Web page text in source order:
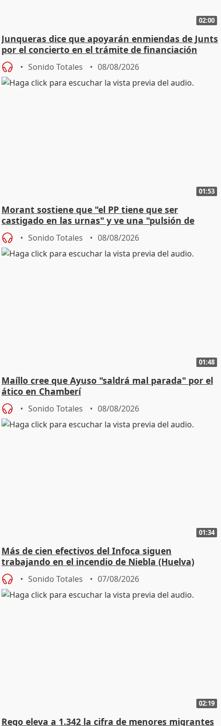
02:00
Junqueras dice que apoyarán enmiendas de Junts
por el concierto en el trámite de financiación
Sonido Totales 08/08/2026
01:53
Morant sostiene que "el PP tiene que ser
castigado en las urnas" y ve una "pulsión de
cambio"
Sonido Totales 08/08/2026
01:48
Maíllo cree que Ayuso "saldrá mal parada" por el
ático en Chamberí
Sonido Totales 08/08/2026
01:34
Más de cien efectivos del Infoca siguen
trabajando en el incendio de Niebla (Huelva)
Sonido Totales 07/08/2026
02:19
Rego eleva a 1.342 la cifra de menores migrantes